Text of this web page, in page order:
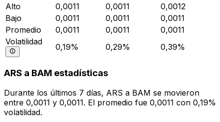
Alto
0,0011 0,0011
0,0012
Bajo
0,0011 0,0011
0,0011
Promedio
0,0011 0,0011
0,0011
Volatilidad
0,19% 0,29% 0,39%
ARS a BAM estadísticas
Durante los últimos 7 días, ARS a BAM se movieron
entre 0,0011 y 0,0011. El promedio fue 0,0011 con 0,19%
volatilidad.